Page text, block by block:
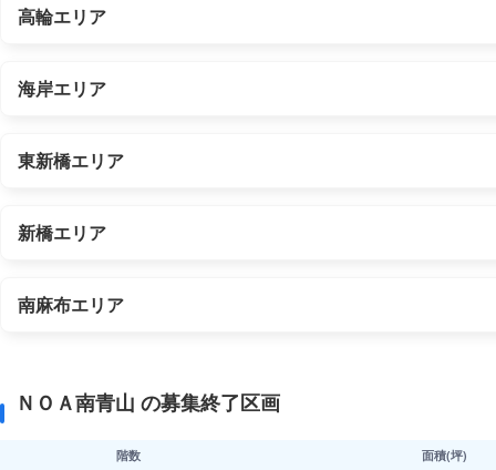
高輪エリア
海岸エリア
東新橋エリア
新橋エリア
南麻布エリア
ＮＯＡ南青山 の募集終了区画
階数 面積(坪)